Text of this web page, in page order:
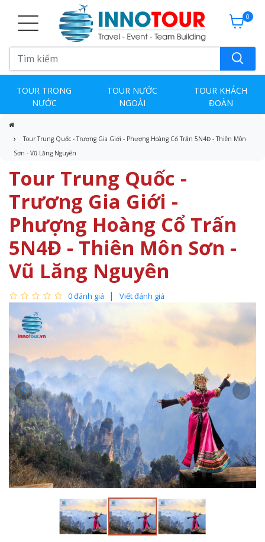
0
TOUR TRONG
NƯỚC
TOUR NƯỚC
NGOÀI
TOUR KHÁCH
ĐOÀN
Tour Trung Quốc - Trương Gia Giới - Phượng Hoàng Cổ Trấn 5N4Đ - Thiên Môn
Sơn - Vũ Lăng Nguyên
Tour Trung Quốc -
Trương Gia Giới -
Phượng Hoàng Cổ Trấn
5N4Đ - Thiên Môn Sơn -
Vũ Lăng Nguyên
0 đánh giá Viết đánh giá